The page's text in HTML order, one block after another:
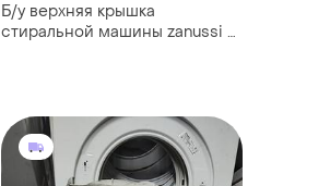
Б/у верхняя крышка
стиральной машины zanussi с